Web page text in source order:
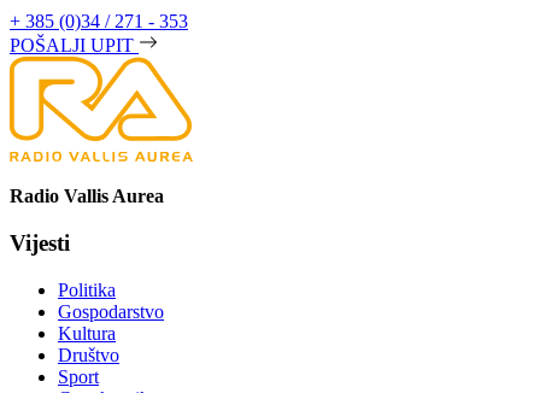
+ 385 (0)34 / 271 - 353
POŠALJI UPIT
Radio Vallis Aurea
Vijesti
Politika
Gospodarstvo
Kultura
Društvo
Sport